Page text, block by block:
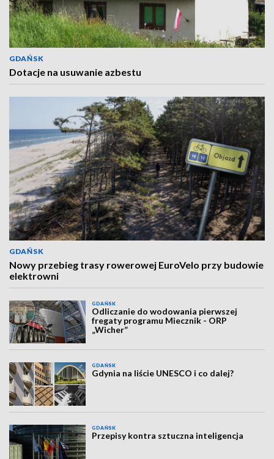
GDAŃSK
Dotacje na usuwanie azbestu
GDAŃSK
Nowy przebieg trasy rowerowej EuroVelo przy budowie
elektrowni
GDAŃSK
Odliczanie do wodowania pierwszej
fregaty programu Miecznik - ORP
„Wicher”
GDAŃSK
Gdynia na liście UNESCO i co dalej?
GDAŃSK
Przepisy kontra sztuczna inteligencja